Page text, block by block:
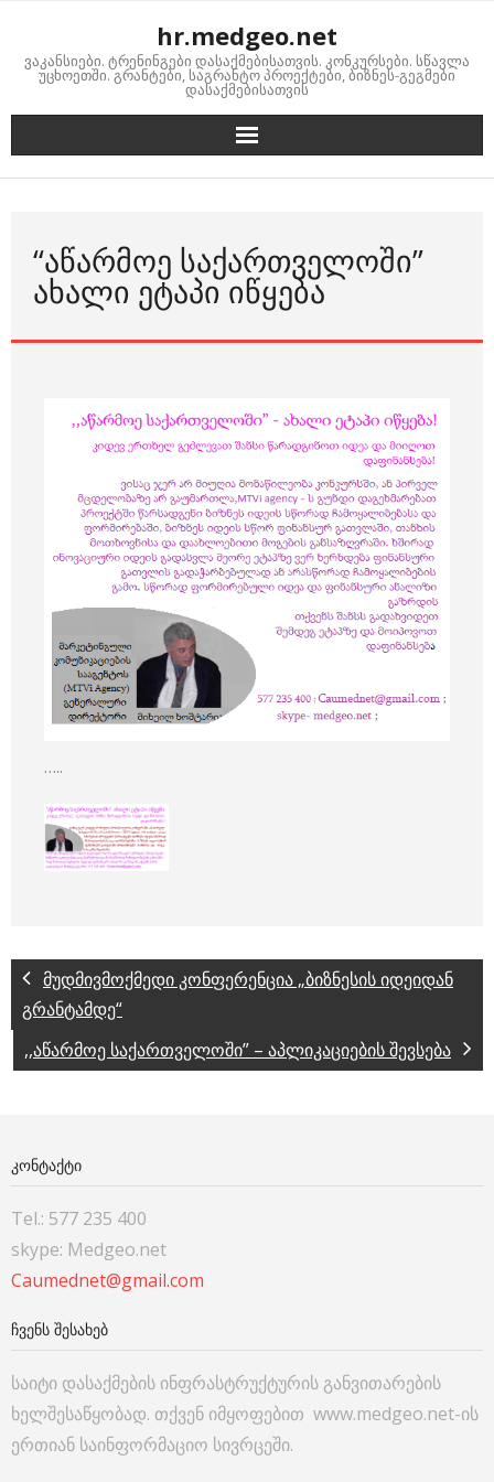
content
hr.medgeo.net
ვაკანსიები. ტრენინგები დასაქმებისათვის. კონკურსები. სწავლა
უცხოეთში. გრანტები, საგრანტო პროექტები, ბიზნეს-გეგმები
დასაქმებისათვის
“ᲐᲬᲐᲠᲛᲝᲔ ᲡᲐᲥᲐᲠᲗᲕᲔᲚᲝᲨᲘ”
ᲐᲮᲐᲚᲘ ᲔᲢᲐᲞᲘ ᲘᲬᲧᲔᲑᲐ
…..
მუდმივმოქმედი კონფერენცია „ბიზნესის იდეიდან
გრანტამდე“
,,აწარმოე საქართველოში” – აპლიკაციების შევსება
ᲙᲝᲜᲢᲐᲥᲢᲘ
Tel.: 577 235 400
skype: Medgeo.net
Caumednet@gmail.com
ᲩᲕᲔᲜᲡ ᲨᲔᲡᲐᲮᲔᲑ
საიტი დასაქმების ინფრასტრუქტურის განვითარების
ხელშესაწყობად. თქვენ იმყოფებით www.medgeo.net-ის
ერთიან საინფორმაციო სივრცეში.